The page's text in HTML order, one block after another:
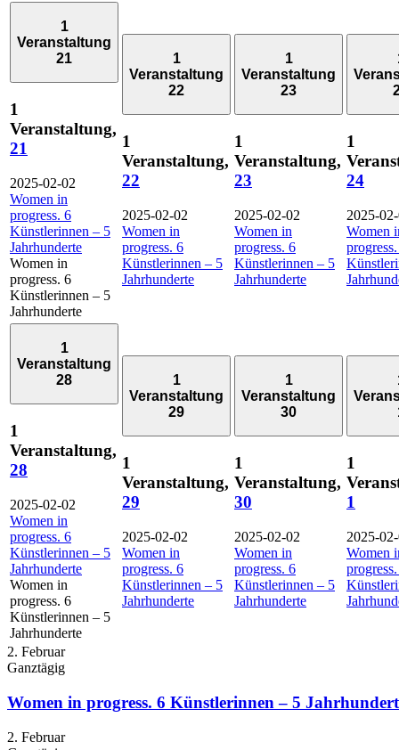
1
Veranstaltung
21
1
Veranstaltung,
21
2025-02-02
Women in
progress. 6
Künstlerinnen – 5
Jahrhunderte
Women in
progress. 6
Künstlerinnen – 5
Jahrhunderte
1
Veranstaltung
22
1
Veranstaltung,
22
2025-02-02
Women in
progress. 6
Künstlerinnen – 5
Jahrhunderte
1
Veranstaltung
23
1
Veranstaltung,
23
2025-02-02
Women in
progress. 6
Künstlerinnen – 5
Jahrhunderte
1
24
2025-
Women
1
Veranstaltung
28
1
Veranstaltung,
28
2025-02-02
Women in
progress. 6
Künstlerinnen – 5
Jahrhunderte
Women in
progress. 6
Künstlerinnen – 5
Jahrhunderte
1
Veranstaltung
29
1
Veranstaltung,
29
2025-02-02
Women in
progress. 6
Künstlerinnen – 5
Jahrhunderte
1
Veranstaltung
30
1
Veranstaltung,
30
2025-02-02
Women in
progress. 6
Künstlerinnen – 5
Jahrhunderte
1
1
2025-
Women
2. Februar
Ganztägig
Women in progress. 6 Künstlerinnen – 5
2. Februar